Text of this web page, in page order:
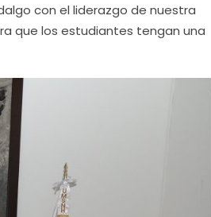
con el liderazgo de nuestra
que los estudiantes tengan una